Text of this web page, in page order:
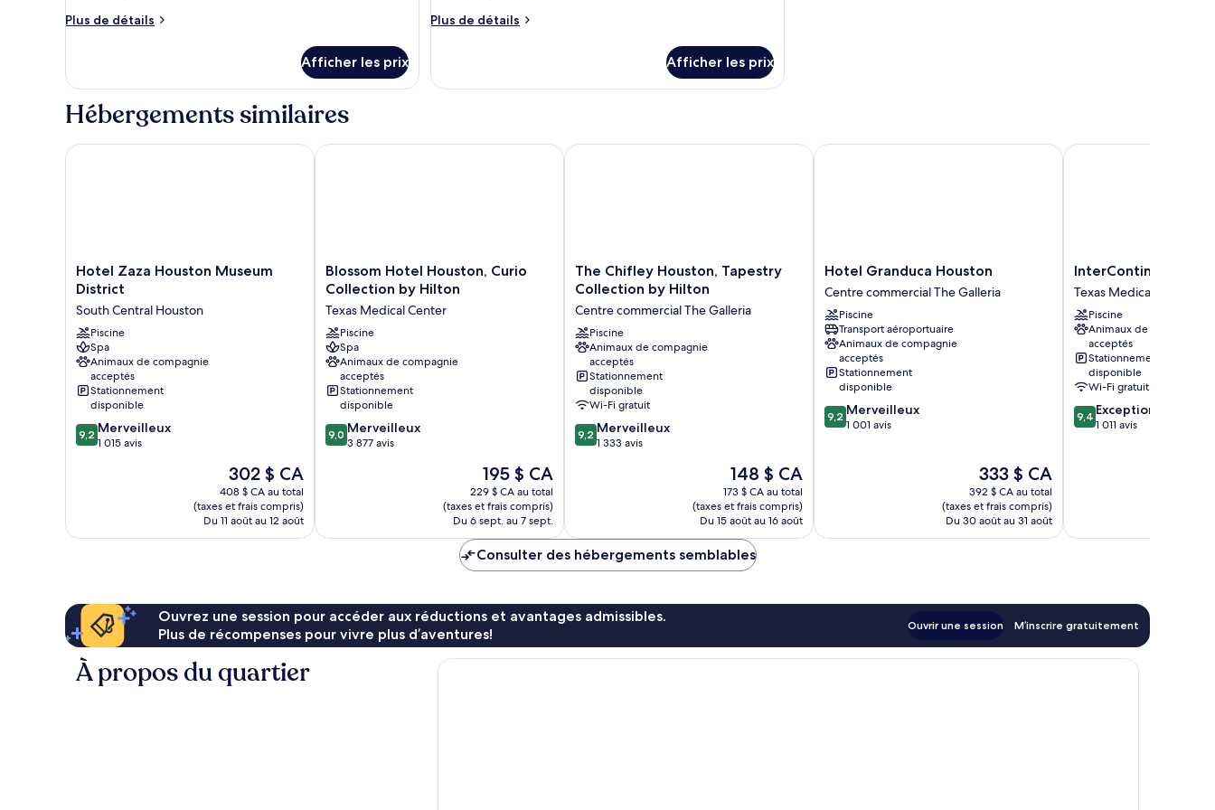
View)
de
exécutive,
1
très
grand
Plus de détails
Plus
Chambre
exécutive,
grand
Afficher les prix
de
exécutive,
grand
Plus de détails
Plus
Chambre
grand
Afficher les prix
Hébergements similaires
Hotel
Zaza
Museum
District
South
Central
Houston
Hotel Zaza Houston Museum
District
South Central Houston
Piscine
Spa
Animaux de compagnie
acceptés
Stationnement
disponible
9.2
sur
9,2 Merveilleux
1 015 avis
Le
prix
est
de
302 $ CA
302 $ CA
408 $ CA au total
(taxes et frais compris)
Du 11 août au 12 août
Hotel Zaza Houston Museum District
Blossom
Hotel
Curio
Collection
by
Hilton
Texas
Medical
Center
Blossom Hotel Houston, Curio
Collection by Hilton
Texas Medical Center
Piscine
Spa
Animaux de compagnie
acceptés
Stationnement
disponible
9.0
sur
9,0 Merveilleux
3 877 avis
Le
prix
est
de
195 $ CA
195 $ CA
229 $ CA au total
(taxes et frais compris)
Du 6 sept. au 7 sept.
Blossom Hotel Houston, Curio Collection by Hilton
The
Chifley
Tapestry
Collection
by
Hilton
Centre
commercial
The
Galleria
The Chifley Houston, Tapestry
Collection by Hilton
Centre commercial The Galleria
Piscine
Animaux de compagnie
acceptés
Stationnement
disponible
Wi-Fi gratuit
9.2
sur
9,2 Merveilleux
1 333 avis
Le
prix
est
de
148 $ CA
148 $ CA
173 $ CA au total
(taxes et frais compris)
Du 15 août au 16 août
The Chifley Houston, Tapestry Collection by Hilton
Hotel
Granduca
Houston
Centre
commercial
The
Galleria
Hotel Granduca Houston
Centre commercial The Galleria
Piscine
Transport aéroportuaire
Animaux de compagnie
acceptés
Stationnement
disponible
9.2
sur
9,2 Merveilleux
1 001 avis
Le
prix
est
de
333 $ CA
333 $ CA
392 $ CA au total
(taxes et frais compris)
Du 30 août au 31 août
Hotel Granduca Houston
InterContinental
Houston
by
IHG
Texas
Medical
Center
InterContinental
Texas Medical Center
Piscine
Animaux de compagnie
acceptés
Stationnement
disponible
Wi-Fi gratuit
9.4
sur
9,4 Exceptionnel
1 011 avis
InterContinental
Consulter des hébergements semblables
Ouvrez une session pour accéder aux réductions et avantages admissibles.
Plus de récompenses pour vivre plus d’aventures!
Ouvrir une session M’inscrire gratuitement
À propos du quartier